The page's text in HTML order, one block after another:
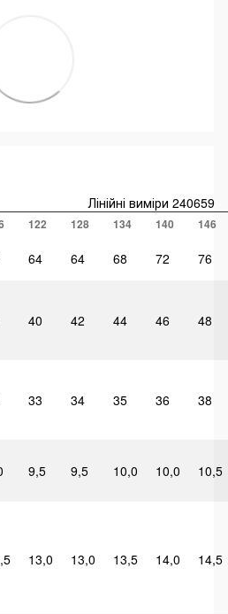
Лінійні виміри 240659
122 128 134 140 146
64 64 68 72
76
40 42 44 46 48
33 34 35 36 38
9,5 9,5 10,0 10,0 10,5
13,0 13,0 13,5 14,0 14,5